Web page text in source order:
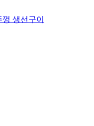
껑 생선구이